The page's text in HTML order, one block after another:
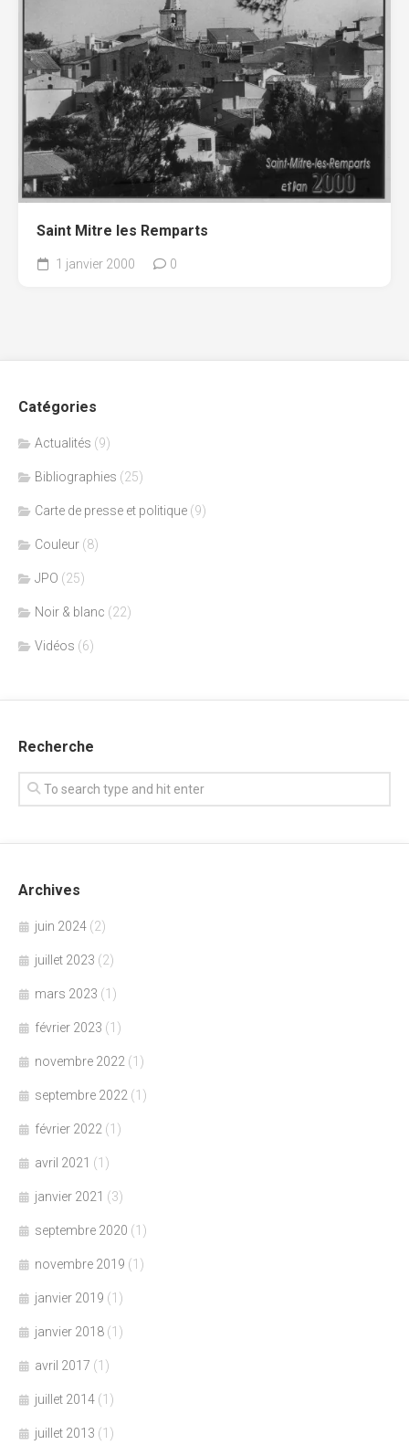
Saint Mitre les Remparts
1 janvier 2000 0
Catégories
Actualités (9)
Bibliographies (25)
Carte de presse et politique (9)
Couleur (8)
JPO (25)
Noir & blanc (22)
Vidéos (6)
Recherche
Archives
juin 2024 (2)
juillet 2023 (2)
mars 2023 (1)
février 2023 (1)
novembre 2022 (1)
septembre 2022 (1)
février 2022 (1)
avril 2021 (1)
janvier 2021 (3)
septembre 2020 (1)
novembre 2019 (1)
janvier 2019 (1)
janvier 2018 (1)
avril 2017 (1)
juillet 2014 (1)
juillet 2013 (1)